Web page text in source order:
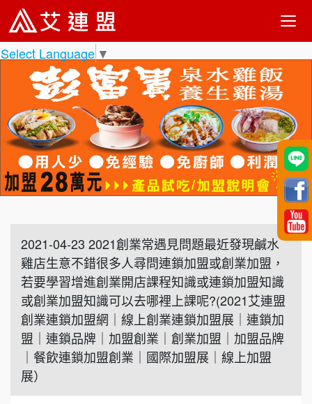
Select Language ▼
2021-04-23 2021創業常遇見問題最近發現鹹水
雞店生意不錯很多人尋問連鎖加盟或創業加盟，
若要學習增進創業開店課程知識或連鎖加盟知識
或創業加盟知識可以去哪裡上課呢?(2021艾連盟
創業連鎖加盟網｜線上創業連鎖加盟展｜連鎖加
盟｜連鎖品牌｜加盟創業｜創業加盟｜加盟品牌
｜餐飲連鎖加盟創業｜國際加盟展｜線上加盟
展）